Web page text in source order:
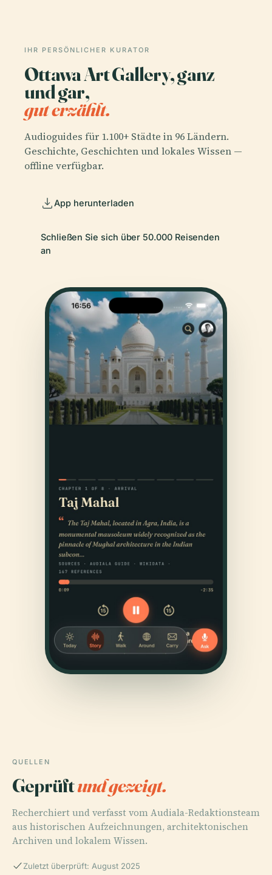
IHR PERSÖNLICHER KURATOR
Ottawa Art Gallery, ganz
und gar,
gut erzählt.
Audioguides für 1.100+ Städte in 96 Ländern.
Geschichte, Geschichten und lokales Wissen —
offline verfügbar.
App herunterladen
Schließen Sie sich über 50.000 Reisenden
an
QUELLEN
Geprüftund gezeigt.
Recherchiert und verfasst vom Audiala-Redaktionsteam
aus historischen Aufzeichnungen, architektonischen
Archiven und lokalem Wissen.
Zuletzt überprüft: August 2025